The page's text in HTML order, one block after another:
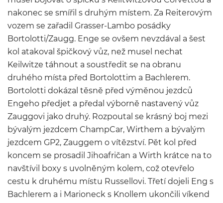
nakonec se smířil s druhým místem. Za Reiterovým
vozem se zařadil Grasser-Lambo posádky
Bortolotti/Zaugg. Enge se ovšem nevzdával a šest
kol atakoval špičkový vůz, než musel nechat
Keilwitze táhnout a soustředit se na obranu
druhého místa před Bortolottim a Bachlerem.
Bortolotti dokázal těsně před výměnou jezdců
Engeho předjet a předal výborně nastavený vůz
Zauggovi jako druhý. Rozpoutal se krásný boj mezi
bývalým jezdcem ChampCar, Wirthem a bývalým
jezdcem GP2, Zauggem o vítězství. Pět kol před
koncem se prosadil Jihoafričan a Wirth krátce na to
navštívil boxy s uvolněným kolem, což otevřelo
cestu k druhému místu Russellovi. Třetí dojeli Eng s
Bachlerem a i Marioneck s Knollem ukončili víkend